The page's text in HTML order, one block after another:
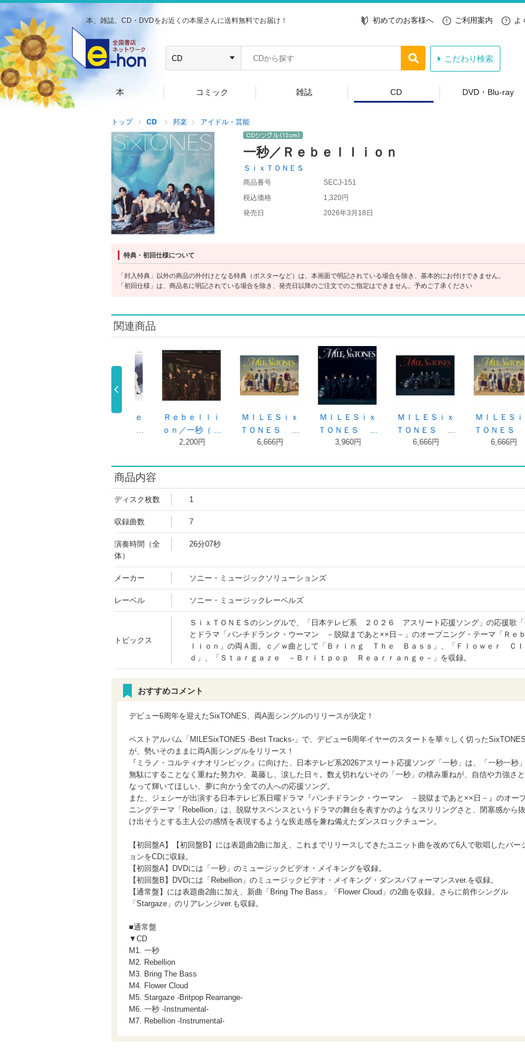
本、雑誌、CD・DVDをお近くの本屋さんに送料無料でお届け！ 初めてのお客様へ ご利用案内 よ
こだわり検索
本 コミック 雑誌 CD DVD・Blu-ray
トップ CD 邦楽 アイドル・芸能
一秒／Ｒｅｂｅｌｌｉｏｎ
ＳｉｘＴＯＮＥＳ
商品番号
SECJ-151
税込価格
1,320円
発売日
2026年3月18日
特典・初回仕様について
「封入特典」以外の商品の外付けとなる特典（ポスターなど）は、本画面で明記されている場合を除き、基本的にお付けできません。
「初回仕様」は、商品名に明記されている場合を除き、発売日以降のご注文でのご指定はできません。予めご了承ください
関連商品
ＭＩＬＥＳｉｘ
ＭＩＬＥＳｉｘ
ＴＯＮＥＳ …
6,666円
ＬＤＳｉｘＴ …
ＹＯＵＮＧ Ｏ
ＬＤ（初回盤 …
8,800円
ＬＤＳｉｘＴ …
ＬＤ（初回
8,800円
商品内容
ディスク枚数 1
収録曲数 7
演奏時間（全
体）
26分07秒
メーカー ソニー・ミュージックソリューションズ
レーベル ソニー・ミュージックレーベルズ
トピックス
ＳｉｘＴＯＮＥＳのシングルで、「日本テレビ系 ２０２６ アスリート応援ソング」の応援歌「
とドラマ「パンチドランク・ウーマン －脱獄まであと××日－」のオープニング・テーマ「Ｒｅｂ
ｌｉｏｎ」の両Ａ面。ｃ／ｗ曲として「Ｂｒｉｎｇ Ｔｈｅ Ｂａｓｓ」、「Ｆｌｏｗｅｒ Ｃｌ
ｄ」、「Ｓｔａｒｇａｚｅ －Ｂｒｉｔｐｏｐ Ｒｅａｒｒａｎｇｅ－」を収録。
おすすめコメント
デビュー6周年を迎えたSixTONES、両A面シングルのリリースが決定！
ベストアルバム「MILESixTONES -Best Tracks-」で、デビュー6周年イヤーのスタートを華々しく切ったSixTONES
が、勢いそのままに両A面シングルをリリース！
『ミラノ・コルティナオリンピック』に向けた、日本テレビ系2026アスリート応援ソング「一秒」は、「一秒一秒」
無駄にすることなく重ねた努力や、葛藤し、涙した日々。数え切れないその「一秒」の積み重ねが、自信や力強さと
なって輝いてほしい、夢に向かう全ての人への応援ソング。
また、ジェシーが出演する日本テレビ系日曜ドラマ『パンチドランク・ウーマン －脱獄まであと××日－』のオー
ニングテーマ「Rebellion」は、脱獄サスペンスというドラマの舞台を表すかのようなスリリングさと、閉塞感から抜
け出そうとする主人公の感情を表現するような疾走感を兼ね備えたダンスロックチューン。
【初回盤A】【初回盤B】には表題曲2曲に加え、これまでリリースしてきたユニット曲を改めて6人で歌唱したバー
ョンをCDに収録。
【初回盤A】DVDには「一秒」のミュージックビデオ・メイキングを収録。
【初回盤B】DVDには「Rebellion」のミュージックビデオ・メイキング・ダンスパフォーマンスver.を収録。
【通常盤】には表題曲2曲に加え、新曲「Bring The Bass」「Flower Cloud」の2曲を収録。さらに前作シングル
「Stargaze」のリアレンジver.も収録。
■通常盤
▼CD
M1. 一秒
M2. Rebellion
M3. Bring The Bass
M4. Flower Cloud
M5. Stargaze -Britpop Rearrange-
M6. 一秒 -Instrumental-
M7. Rebellion -Instrumental-